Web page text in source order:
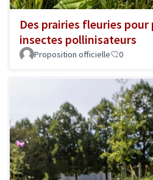
Des prairies fleuries
insectes pollinisateurs
Proposition officielle 0